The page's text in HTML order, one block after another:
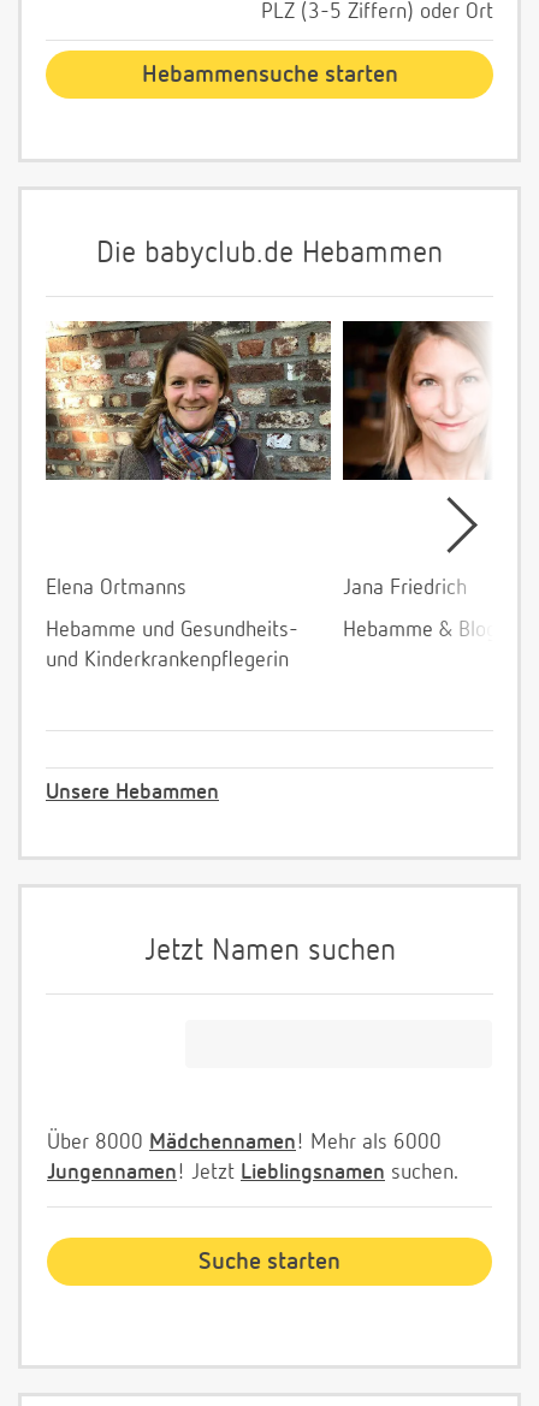
PLZ (3-5 Ziffern) oder Ort
Die babyclub.de Hebammen
Elena Ortmanns
Hebamme und Gesundheits-
und Kinderkrankenpflegerin
Jana Friedrich
Hebamme &
Unsere Hebammen
Jetzt Namen suchen
Über 8000 Mädchennamen! Mehr als 6000
Jungennamen! Jetzt Lieblingsnamen suchen.